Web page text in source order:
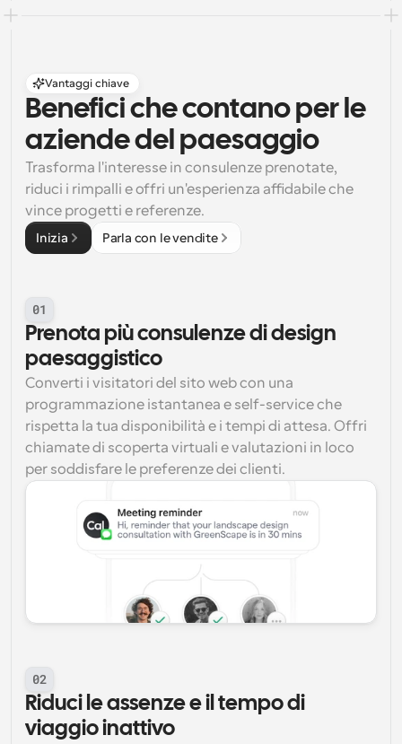
Vantaggi chiave
Benefici che contano per le
aziende del paesaggio
Trasforma l'interesse in consulenze prenotate,
riduci i rimpalli e offri un'esperienza affidabile che
vince progetti e referenze.
Inizia Parla con le vendite
01
Prenota più consulenze di design
paesaggistico
Converti i visitatori del sito web con una
programmazione istantanea e self-service che
rispetta la tua disponibilità e i tempi di attesa. Offri
chiamate di scoperta virtuali e valutazioni in loco
per soddisfare le preferenze dei clienti.
02
Riduci le assenze e il tempo di
viaggio inattivo